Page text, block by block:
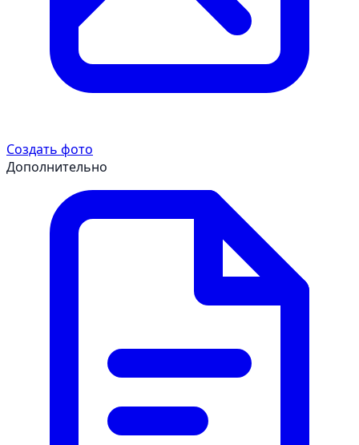
Создать фото
Дополнительно